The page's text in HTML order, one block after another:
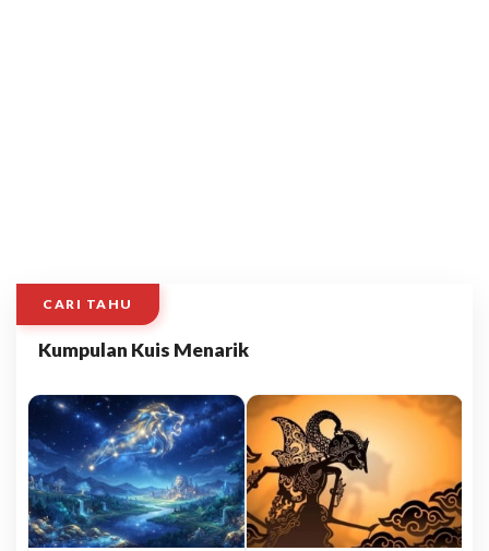
CARI TAHU
Kumpulan Kuis Menarik